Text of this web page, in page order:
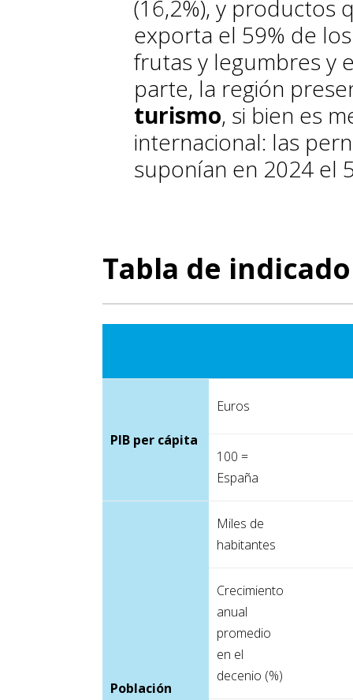
(16,2%), y productos
exporta el 59% de
frutas y legumbres y
parte, la región
turismo, si bien es
internacional: las
suponían en 2024 el
Tabla de
PIB per cápita
Euros
100 =
España
Población
Miles de
habitantes
Crecimiento
anual
promedio
en el
decenio (%)